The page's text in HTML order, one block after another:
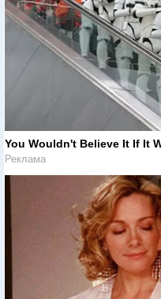
You Wouldn't Believe It If It
Реклама